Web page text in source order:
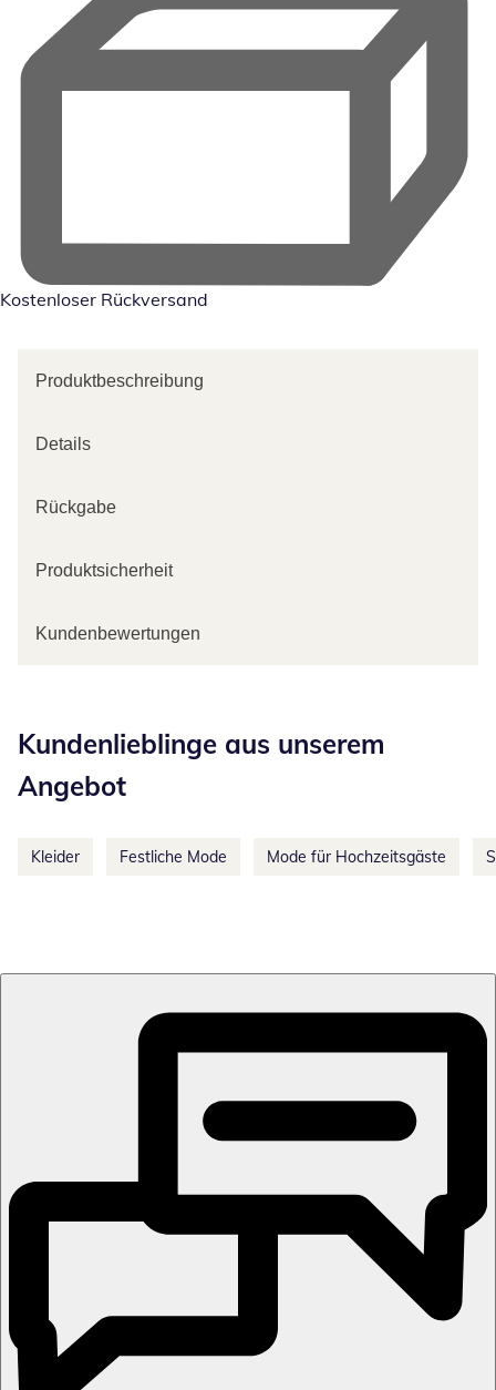
Kostenloser Rückversand
Produktbeschreibung
Details
Rückgabe
Produktsicherheit
Kundenbewertungen
Kundenlieblinge aus unserem
Angebot
Kleider Festliche Mode Mode für Hochzeitsgäste